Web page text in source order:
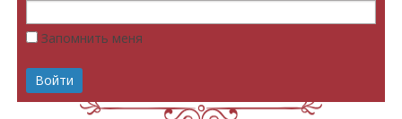
Запомнить меня